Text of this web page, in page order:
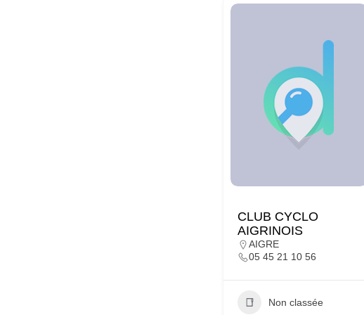
CLUB CYCLO
AIGRINOIS
AIGRE
05 45 21 10 56
Non classée